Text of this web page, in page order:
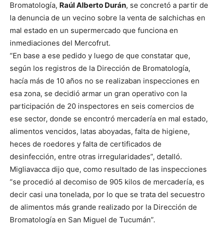
Bromatología, Raúl Alberto Durán, se concretó a partir de
la denuncia de un vecino sobre la venta de salchichas en
mal estado en un supermercado que funciona en
inmediaciones del Mercofrut.
“En base a ese pedido y luego de que constatar que,
según los registros de la Dirección de Bromatología,
hacía más de 10 años no se realizaban inspecciones en
esa zona, se decidió armar un gran operativo con la
participación de 20 inspectores en seis comercios de
ese sector, donde se encontró mercadería en mal estado,
alimentos vencidos, latas aboyadas, falta de higiene,
heces de roedores y falta de certificados de
desinfección, entre otras irregularidades”, detalló.
Migliavacca dijo que, como resultado de las inspecciones
“se procedió al decomiso de 905 kilos de mercadería, es
decir casi una tonelada, por lo que se trata del secuestro
de alimentos más grande realizado por la Dirección de
Bromatología en San Miguel de Tucumán”.